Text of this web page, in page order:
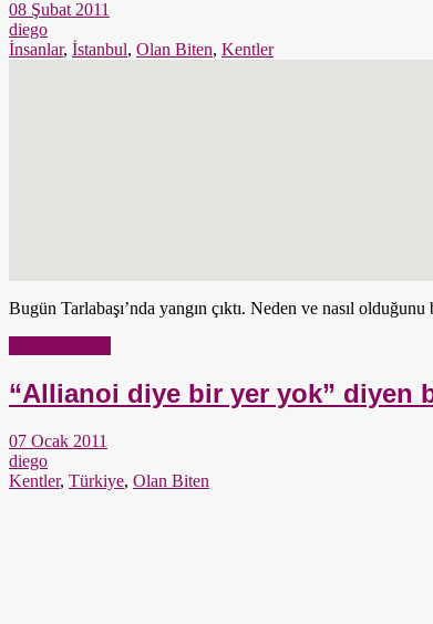
08 Şubat 2011
diego
İnsanlar, İstanbul, Olan Biten, Kentler
Bugün Tarlabaşı’nda yangın çıktı. Neden ve nasıl
“Allianoi diye bir yer yok” diyen
07 Ocak 2011
diego
Kentler, Türkiye, Olan Biten